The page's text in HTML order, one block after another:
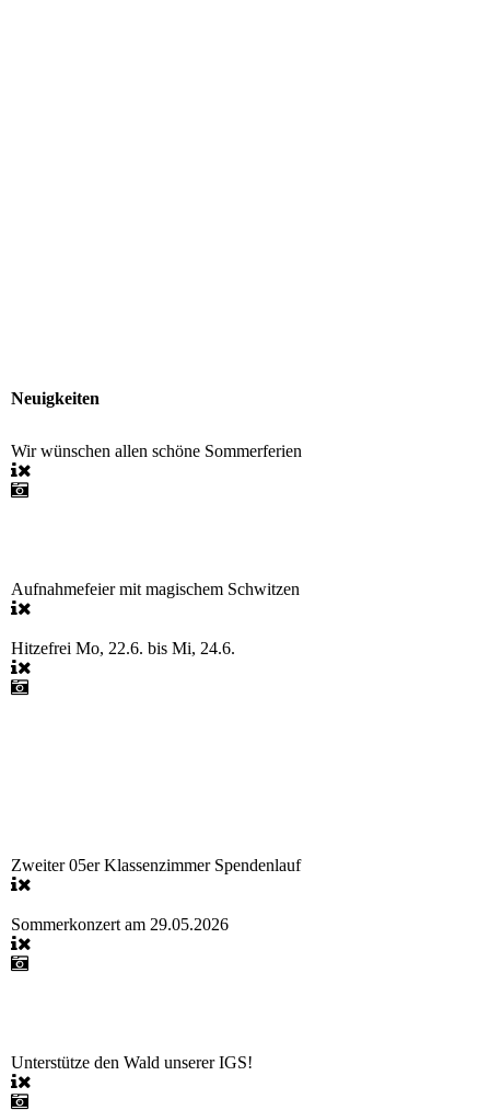
Neuigkeiten
Wir wünschen allen schöne Sommerferien
Aufnahmefeier mit magischem Schwitzen
Hitzefrei Mo, 22.6. bis Mi, 24.6.
Zweiter 05er Klassenzimmer Spendenlauf
Sommerkonzert am 29.05.2026
Unterstütze den Wald unserer IGS!